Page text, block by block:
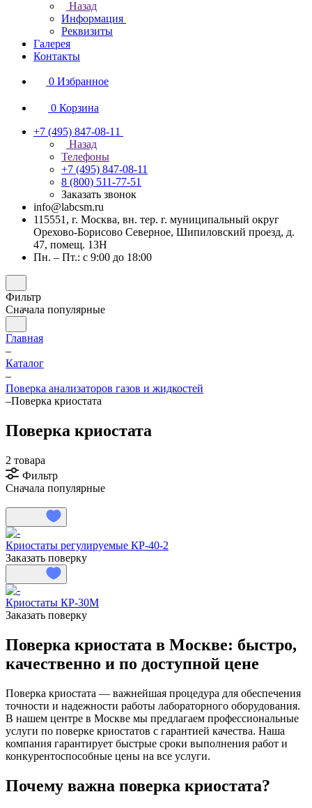
Назад
Информация
Реквизиты
Галерея
Контакты
0 Избранное
0 Корзина
+7 (495) 847-08-11
Назад
Телефоны
+7 (495) 847-08-11
8 (800) 511-77-51
Заказать звонок
info@labcsm.ru
115551, г. Москва, вн. тер. г. муниципальный округ
Орехово-Борисово Северное, Шипиловский проезд, д.
47, помещ. 13Н
Пн. – Пт.: с 9:00 до 18:00
Фильтр
Сначала популярные
Главная
–
Каталог
–
Поверка анализаторов газов и жидкостей
–Поверка криостата
Поверка криостата
2 товара
Фильтр
Сначала популярные
Криостаты регулируемые КР-40-2
Заказать поверку
Криостаты КР-30М
Заказать поверку
Поверка криостата в Москве: быстро,
качественно и по доступной цене
Поверка криостата — важнейшая процедура для обеспечения
точности и надежности работы лабораторного оборудования.
В нашем центре в Москве мы предлагаем профессиональные
услуги по поверке криостатов с гарантией качества. Наша
компания гарантирует быстрые сроки выполнения работ и
конкурентоспособные цены на все услуги.
Почему важна поверка криостата?